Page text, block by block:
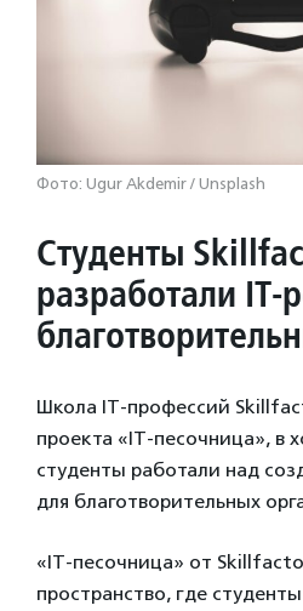
Фото: Ugur Akdemir / Unsplash
Студенты
разработали IT-
Школа IT-профессий
проекта «IT-песочница», в
студенты работали над
для благотворительных
«IT-песочница» от
пространство, где